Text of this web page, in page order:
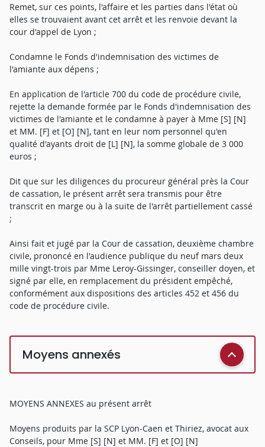
Remet, sur ces points, l'affaire et les parties dans l'état où
elles se trouvaient avant cet arrêt et les renvoie devant la
cour d'appel de Lyon ;
Condamne le Fonds d'indemnisation des victimes de
l'amiante aux dépens ;
En application de l'article 700 du code de procédure civile,
rejette la demande formée par le Fonds d'indemnisation des
victimes de l'amiante et le condamne à payer à Mme [S] [N]
et MM. [F] et [O] [N], tant en leur nom personnel qu'en
qualité d'ayants droit de [L] [N], la somme globale de 3 000
euros ;
Dit que sur les diligences du procureur général près la Cour
de cassation, le présent arrêt sera transmis pour être
transcrit en marge ou à la suite de l'arrêt partiellement cassé
;
Ainsi fait et jugé par la Cour de cassation, deuxième chambre
civile, prononcé en l'audience publique du neuf mars deux
mille vingt-trois par Mme Leroy-Gissinger, conseiller doyen, et
signé par elle, en remplacement du président empêché,
conformément aux dispositions des articles 452 et 456 du
code de procédure civile.
Moyens annexés
MOYENS ANNEXES au présent arrêt
Moyens produits par la SCP Lyon-Caen et Thiriez, avocat aux
Conseils, pour Mme [S] [N] et MM. [F] et [O] [N]